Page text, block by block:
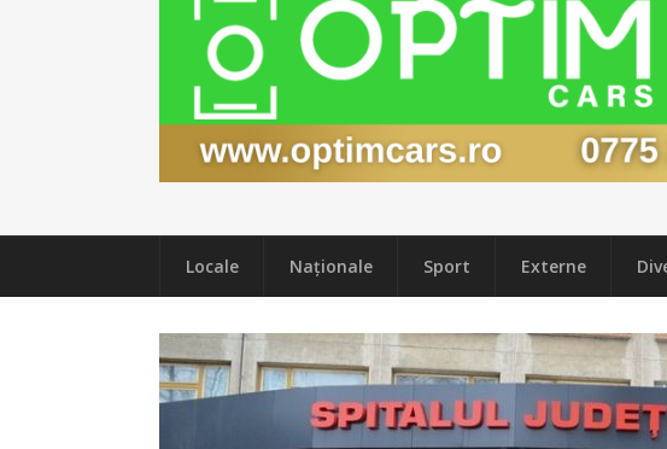
Locale Naţionale Sport Externe